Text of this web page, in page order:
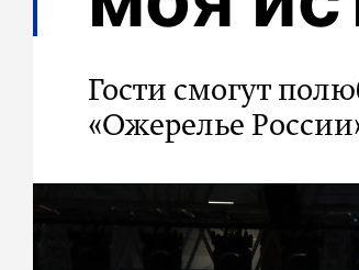
Гости смогут
«Ожерелье